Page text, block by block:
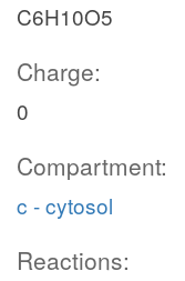
C6H10O5
Charge:
0
Compartment:
c - cytosol
Reactions: